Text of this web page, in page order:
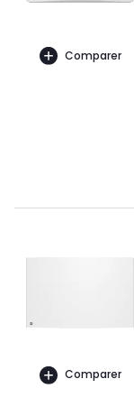
Comparer
Comparer